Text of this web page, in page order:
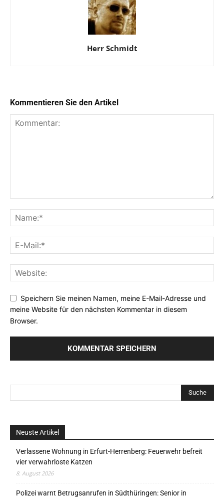
Herr Schmidt
Kommentieren Sie den Artikel
Speichern Sie meinen Namen, meine E-Mail-Adresse und
meine Website für den nächsten Kommentar in diesem
Browser.
Neuste Artikel
Verlassene Wohnung in Erfurt-Herrenberg: Feuerwehr befreit
vier verwahrloste Katzen
8. August 2026
Polizei warnt Betrugsanrufen in Südthüringen: Senior in